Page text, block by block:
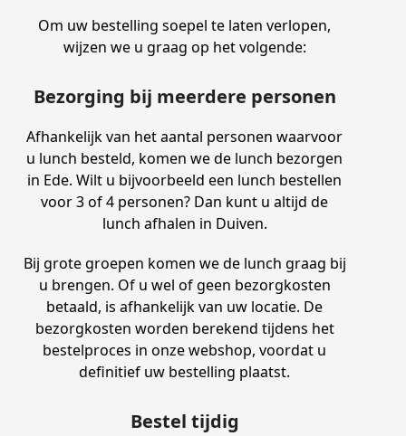
Om uw bestelling soepel te laten verlopen,
wijzen we u graag op het volgende:
Bezorging bij meerdere personen
Afhankelijk van het aantal personen waarvoor
u lunch besteld, komen we de lunch bezorgen
in Ede. Wilt u bijvoorbeeld een lunch bestellen
voor 3 of 4 personen? Dan kunt u altijd de
lunch afhalen in Duiven.
Bij grote groepen komen we de lunch graag bij
u brengen. Of u wel of geen bezorgkosten
betaald, is afhankelijk van uw locatie. De
bezorgkosten worden berekend tijdens het
bestelproces in onze webshop, voordat u
definitief uw bestelling plaatst.
Bestel tijdig